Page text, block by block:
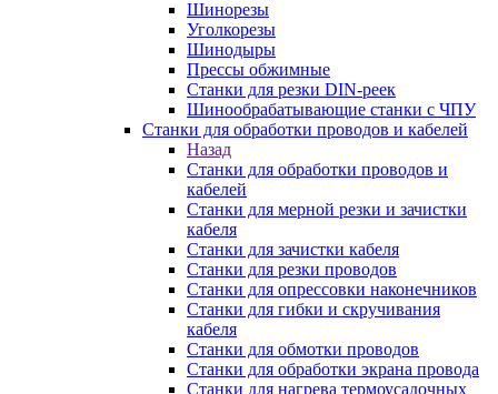
Шинорезы
Уголкорезы
Шинодыры
Прессы обжимные
Станки для резки DIN-реек
Шинообрабатывающие станки с ЧПУ
Станки для обработки проводов и кабелей
Назад
Станки для обработки проводов и
кабелей
Станки для мерной резки и зачистки
кабеля
Станки для зачистки кабеля
Станки для резки проводов
Станки для опрессовки наконечников
Станки для гибки и скручивания
кабеля
Станки для обмотки проводов
Станки для обработки экрана провода
Станки для нагрева термоусадочных